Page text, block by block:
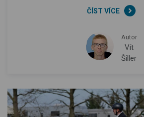
ČÍST VÍCE
Autor
Vít
Šiller